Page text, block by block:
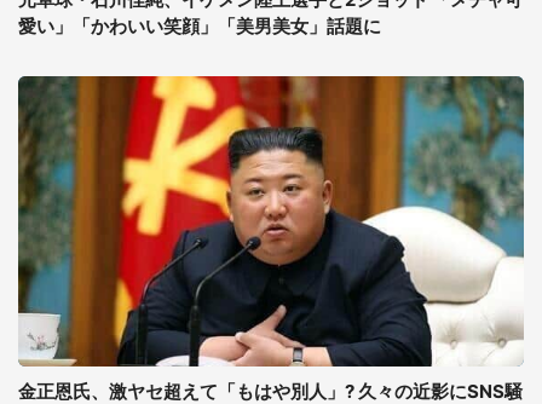
愛い」「かわいい笑顔」「美男美女」話題に
金正恩氏、激ヤセ超えて「もはや別人」? 久々の近影にSNS騒